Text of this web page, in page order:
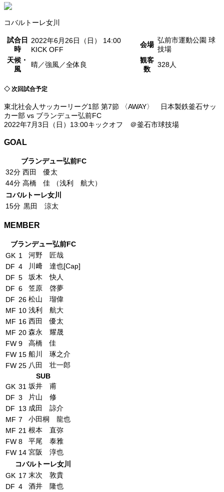
コバルトーレ女川
試合日
時
2022年6月26日（日） 14:00
KICK OFF
会場
弘前市運動公園 球
技場
天候・
風
晴／強風／全体良
観客
数
328人
◇ 次回試合予定
東北社会人サッカーリーグ1部 第7節 〈AWAY〉 日本製鉄釜石サッ
カー部 vs ブランデュー弘前FC
2022年7月3日（日）13:00キックオフ ＠釜石市球技場
GOAL
ブランデュー弘前FC
32分 西田 優太
44分 高橋 佳 （浅利 航大）
コバルトーレ女川
15分 黒田 涼太
MEMBER
ブランデュー弘前FC
GK 1
河野 匠哉
DF 4
川﨑 達也[Cap]
DF 5
坂木 快人
DF 6
笠原 啓夢
DF 26 松山 瑠偉
MF 10 浅利 航大
MF 16 西田 優太
MF 20 森永 耀晟
FW 9
高橋 佳
FW 15 船川 琢之介
FW 25 八田 壮一郎
SUB
GK 31 坂井 甫
DF 3
片山 修
DF 13 成田 諒介
MF 7
小田桐 龍也
MF 21 根本 直弥
FW 8
平尾 泰雅
FW 14 宮阪 淳也
コバルトーレ女川
GK 17 末次 敦貴
DF 4
酒井 隆也